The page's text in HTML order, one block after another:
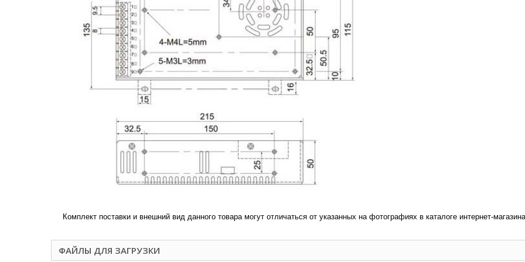
Комплект поставки и внешний вид данного товара могут отличаться от указанных на фотографиях в каталоге интернет-
ФАЙЛЫ ДЛЯ ЗАГРУЗКИ